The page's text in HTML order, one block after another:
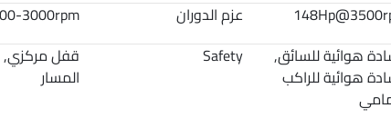
عزم الدوران
3000rpm
هوائية للسائق,
هوائية للراكب
Safety
قفل مركزي,
المسار